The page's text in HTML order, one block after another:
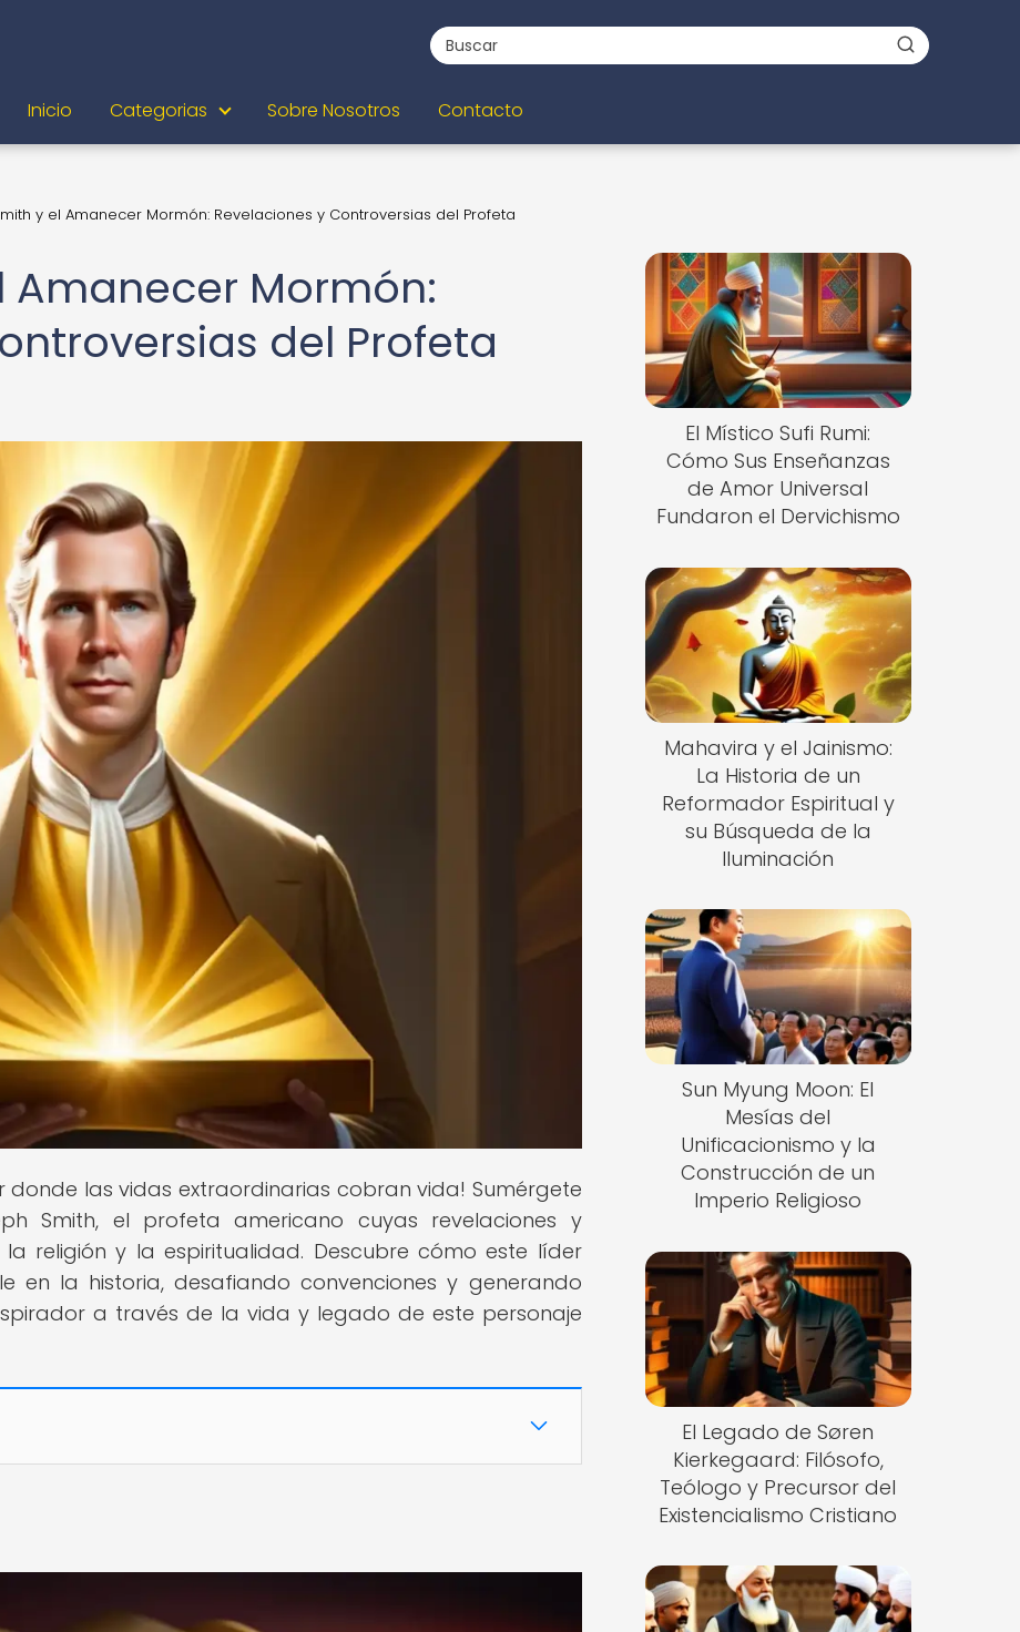
Inicio Categorias Sobre Nosotros Contacto
y el Amanecer Mormón: Revelaciones y Controversias del Profeta
Amanecer Mormón:
del Profeta
donde las vidas extraordinarias cobran vida! Sumérgete
Smith, el profeta americano cuyas revelaciones y
religión y la espiritualidad. Descubre cómo este líder
en la historia, desafiando convenciones y generando
a través de la vida y legado de este personaje
El Místico Sufi Rumi:
Cómo Sus Enseñanzas
de Amor Universal
Fundaron el Dervichismo
Mahavira y el Jainismo:
La Historia de un
Reformador Espiritual y
su Búsqueda de la
Iluminación
Sun Myung Moon: El
Mesías del
Unificacionismo y la
Construcción de un
Imperio Religioso
El Legado de Søren
Kierkegaard: Filósofo,
Teólogo y Precursor del
Existencialismo Cristiano